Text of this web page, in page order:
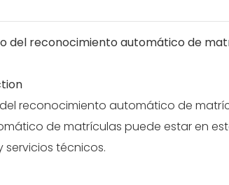
del reconocimiento automático de
reconocimiento automático de
de matrículas puede estar en
técnicos.